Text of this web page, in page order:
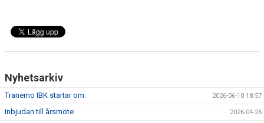
Nyhetsarkiv
Tranemo IBK startar om. 2026-06-10 18:57
Inbjudan till årsmöte 2026-04-26